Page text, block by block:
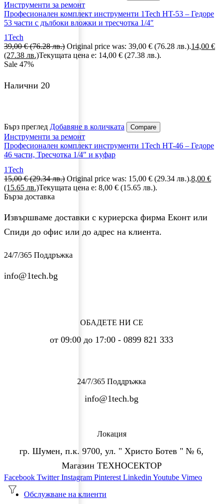
Инструменти за ремонт
Професионален комплект инструменти 1Tech HT-53 – Гедоре
53 части с дълбоки вложки и тресчотка 1/4″
1Tech
39,00€ (76.28 лв.) Original price was: 39,00 € (76.28 лв.).14,00 €
(27.38 лв.)Текущата цена е: 14,00 € (27.38 лв.).
Sale 47%
Налични 20
Бърз преглед Добавяне в количката Compare
Инструменти за ремонт
Професионален комплект инструменти 1Tech HT-46 – Гедоре
46 части, Тресчотка 1/4″ и куфар
1Tech
15,00€ (29.34 лв.) Original price was: 15,00 € (29.34 лв.).8,00 €
(15.65 лв.)Текущата цена е: 8,00 € (15.65 лв.).
Бърза доставка
Извършваме доставки с куриерска фирма Еконт или
Спиди до офис или до адрес на клиента.
24/7/365 Поддръжка
info@1tech.bg
ОБАДЕТЕ НИ СЕ
от 09:00 до 17:00 - 0899 821 333
24/7/365 Поддръжка
info@1tech.bg
Локация
гр. Шумен, п.к. 9700, ул. " Христо Ботев " № 6,
Магазин ТЕХНОСЕКТОР
Facebook Twitter Instagram Pinterest Linkedin Youtube Vimeo
Обслужване на клиенти